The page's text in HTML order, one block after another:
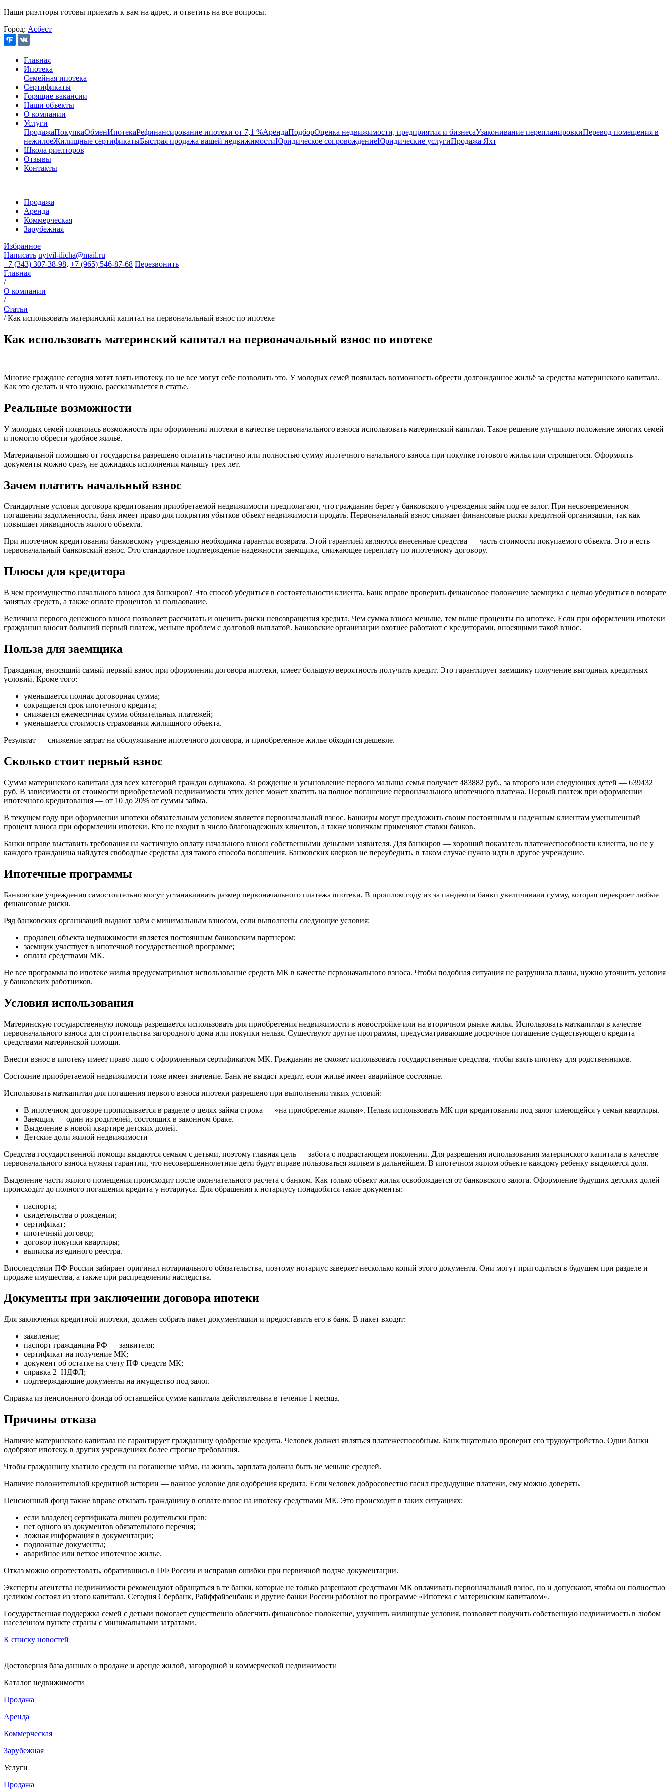
Наши риэлторы готовы приехать к вам на адрес, и ответить на все вопросы.
Город: Асбест
Главная
Ипотека
Семейная ипотека
Сертификаты
Горящие вакансии
Наши объекты
О компании
Услуги
ПродажаПокупкаОбменИпотекаРефинансирование ипотеки от 7,1 %АрендаПодборОценка недвижимости, предприятия и бизнесаУзаконивание перепланировкиПеревод помещения в
нежилоеЖилищные сертификатыБыстрая продажа вашей недвижимостиЮридическое сопровождениеЮридические услугиПродажа Яхт
Школа риелторов
Отзывы
Контакты
Продажа
Аренда
Коммерческая
Зарубежная
Избранное
Написать uytvil-ilicha@mail.ru
+7 (343) 307-38-98, +7 (965) 546-87-68 Перезвонить
Главная
/
О компании
/
Статьи
/Как использовать материнский капитал на первоначальный взнос по ипотеке
Как использовать материнский капитал на первоначальный взнос по ипотеке
Многие граждане сегодня хотят взять ипотеку, но не все могут себе позволить это. У молодых семей появилась возможность обрести долгожданное жильё за средства материнского капитала.
Как это сделать и что нужно, рассказывается в статье.
Реальные возможности
У молодых семей появилась возможность при оформлении ипотеки в качестве первоначального взноса использовать материнский капитал. Такое решение улучшило положение многих семей
и помогло обрести удобное жильё.
Материальной помощью от государства разрешено оплатить частично или полностью сумму ипотечного начального взноса при покупке готового жилья или строящегося. Оформлять
документы можно сразу, не дожидаясь исполнения малышу трех лет.
Зачем платить начальный взнос
Стандартные условия договора кредитования приобретаемой недвижимости предполагают, что гражданин берет у банковского учреждения займ под ее залог. При несвоевременном
погашении задолженности, банк имеет право для покрытия убытков объект недвижимости продать. Первоначальный взнос снижает финансовые риски кредитной организации, так как
повышает ликвидность жилого объекта.
При ипотечном кредитовании банковскому учреждению необходима гарантия возврата. Этой гарантией являются внесенные средства — часть стоимости покупаемого объекта. Это и есть
первоначальный банковский взнос. Это стандартное подтверждение надежности заемщика, снижающее переплату по ипотечному договору.
Плюсы для кредитора
В чем преимущество начального взноса для банкиров? Это способ убедиться в состоятельности клиента. Банк вправе проверить финансовое положение заемщика с целью убедиться в возврате
занятых средств, а также оплате процентов за пользование.
Величина первого денежного взноса позволяет рассчитать и оценить риски невозвращения кредита. Чем сумма взноса меньше, тем выше проценты по ипотеке. Если при оформлении ипотеки
гражданин вносит больший первый платеж, меньше проблем с долговой выплатой. Банковские организации охотнее работают с кредиторами, вносящими такой взнос.
Польза для заемщика
Гражданин, вносящий самый первый взнос при оформлении договора ипотеки, имеет большую вероятность получить кредит. Это гарантирует заемщику получение выгодных кредитных
условий. Кроме того:
уменьшается полная договорная сумма;
сокращается срок ипотечного кредита;
снижается ежемесячная сумма обязательных платежей;
уменьшается стоимость страхования жилищного объекта.
Результат — снижение затрат на обслуживание ипотечного договора, и приобретенное жилье обходится дешевле.
Сколько стоит первый взнос
Сумма материнского капитала для всех категорий граждан одинакова. За рождение и усыновление первого малыша семья получает 483882 руб., за второго или следующих детей — 639432
руб. В зависимости от стоимости приобретаемой недвижимости этих денег может хватить на полное погашение первоначального ипотечного платежа. Первый платеж при оформлении
ипотечного кредитования — от 10 до 20% от суммы займа.
В текущем году при оформлении ипотеки обязательным условием является первоначальный взнос. Банкиры могут предложить своим постоянным и надежным клиентам уменьшенный
процент взноса при оформлении ипотеки. Кто не входит в число благонадежных клиентов, а также новичкам применяют ставки банков.
Банки вправе выставить требования на частичную оплату начального взноса собственными деньгами заявителя. Для банкиров — хороший показатель платежеспособности клиента, но не у
каждого гражданина найдутся свободные средства для такого способа погашения. Банковских клерков не переубедить, в таком случае нужно идти в другое учреждение.
Ипотечные программы
Банковские учреждения самостоятельно могут устанавливать размер первоначального платежа ипотеки. В прошлом году из-за пандемии банки увеличивали сумму, которая перекроет любые
финансовые риски.
Ряд банковских организаций выдают займ с минимальным взносом, если выполнены следующие условия:
продавец объекта недвижимости является постоянным банковским партнером;
заемщик участвует в ипотечной государственной программе;
оплата средствами МК.
Не все программы по ипотеке жилья предусматривают использование средств МК в качестве первоначального взноса. Чтобы подобная ситуация не разрушила планы, нужно уточнить условия
у банковских работников.
Условия использования
Материнскую государственную помощь разрешается использовать для приобретения недвижимости в новостройке или на вторичном рынке жилья. Использовать маткапитал в качестве
первоначального взноса для строительства загородного дома или покупки нельзя. Существуют другие программы, предусматривающие досрочное погашение существующего кредита
средствами материнской помощи.
Внести взнос в ипотеку имеет право лицо с оформленным сертификатом МК. Гражданин не сможет использовать государственные средства, чтобы взять ипотеку для родственников.
Состояние приобретаемой недвижимости тоже имеет значение. Банк не выдаст кредит, если жильё имеет аварийное состояние.
Использовать маткапитал для погашения первого взноса ипотеки разрешено при выполнении таких условий:
В ипотечном договоре прописывается в разделе о целях займа строка — «на приобретение жилья». Нельзя использовать МК при кредитовании под залог имеющейся у семьи квартиры.
Заемщик — один из родителей, состоящих в законном браке.
Выделение в новой квартире детских долей.
Детские доли жилой недвижимости
Средства государственной помощи выдаются семьям с детьми, поэтому главная цель — забота о подрастающем поколении. Для разрешения использования материнского капитала в качестве
первоначального взноса нужны гарантии, что несовершеннолетние дети будут вправе пользоваться жильем в дальнейшем. В ипотечном жилом объекте каждому ребенку выделяется доля.
Выделение части жилого помещения происходит после окончательного расчета с банком. Как только объект жилья освобождается от банковского залога. Оформление будущих детских долей
происходит до полного погашения кредита у нотариуса. Для обращения к нотариусу понадобятся такие документы:
паспорта;
свидетельства о рождении;
сертификат;
ипотечный договор;
договор покупки квартиры;
выписка из единого реестра.
Впоследствии ПФ России забирает оригинал нотариального обязательства, поэтому нотариус заверяет несколько копий этого документа. Они могут пригодиться в будущем при разделе и
продаже имущества, а также при распределении наследства.
Документы при заключении договора ипотеки
Для заключения кредитной ипотеки, должен собрать пакет документации и предоставить его в банк. В пакет входят:
заявление;
паспорт гражданина РФ — заявителя;
сертификат на получение МК;
документ об остатке на счету ПФ средств МК;
справка 2–НДФЛ;
подтверждающие документы на имущество под залог.
Справка из пенсионного фонда об оставшейся сумме капитала действительна в течение 1 месяца.
Причины отказа
Наличие материнского капитала не гарантирует гражданину одобрение кредита. Человек должен являться платежеспособным. Банк тщательно проверит его трудоустройство. Одни банки
одобряют ипотеку, в других учреждениях более строгие требования.
Чтобы гражданину хватило средств на погашение займа, на жизнь, зарплата должна быть не меньше средней.
Наличие положительной кредитной истории — важное условие для одобрения кредита. Если человек добросовестно гасил предыдущие платежи, ему можно доверять.
Пенсионный фонд также вправе отказать гражданину в оплате взнос на ипотеку средствами МК. Это происходит в таких ситуациях:
если владелец сертификата лишен родительски прав;
нет одного из документов обязательного перечня;
ложная информация в документации;
подложные документы;
аварийное или ветхое ипотечное жилье.
Отказ можно опротестовать, обратившись в ПФ России и исправив ошибки при первичной подаче документации.
Эксперты агентства недвижимости рекомендуют обращаться в те банки, которые не только разрешают средствами МК оплачивать первоначальный взнос, но и допускают, чтобы он полностью
целиком состоял из этого капитала. Сегодня Сбербанк, Райффайзенбанк и другие банки России работают по программе «Ипотека с материнским капиталом».
Государственная поддержка семей с детьми помогает существенно облегчить финансовое положение, улучшить жилищные условия, позволяет получить собственную недвижимость в любом
населенном пункте страны с минимальными затратами.
К списку новостей
Достоверная база данных о продаже и аренде жилой, загородной и коммерческой недвижимости
Каталог недвижимости
Продажа
Аренда
Коммерческая
Зарубежная
Услуги
Продажа